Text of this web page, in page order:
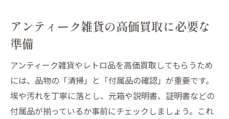
アンティーク雑貨の高価買取に必要な
準備
アンティーク雑貨やレトロ品を高価買取してもらうため
には、品物の「清掃」と「付属品の確認」が重要です。
埃や汚れを丁寧に落とし、元箱や説明書、証明書などの
付属品が揃っているか事前にチェックしましょう。これ